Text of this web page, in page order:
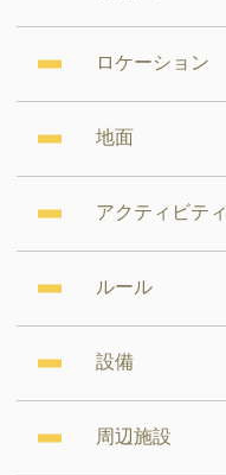
ロケーション
地面
アクティビティ
ルール
設備
周辺施設